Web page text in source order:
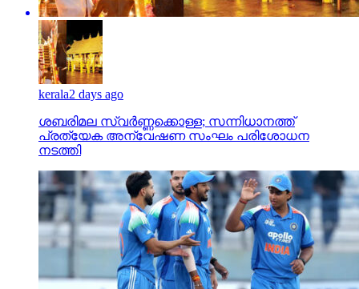
kerala2 days ago
ശബരിമല സ്വര്‍ണ്ണക്കൊള്ള; സന്നിധാനത്ത്
പ്രത്യേക അന്വേഷണ സംഘം പരിശോധന
നടത്തി